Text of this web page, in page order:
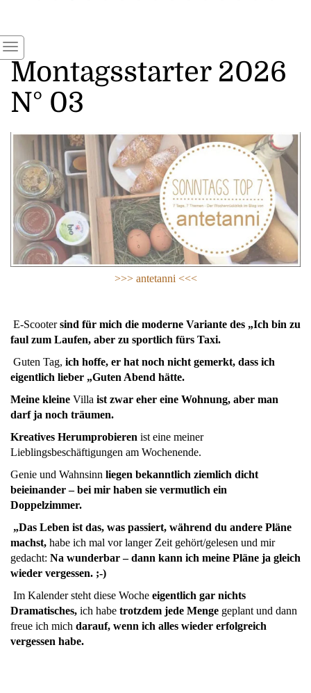
Montagsstarter 2026
N° 03
>>> antetanni <<<
E-Scootersind für mich die moderne Variante des „Ich bin zu
faul zum Laufen, aber zu sportlich fürs Taxi.
Guten Tag, ich hoffe, er hat noch nicht gemerkt, dass ich
eigentlich lieber „Guten Abend hätte.
Meine kleine Villa ist zwar eher eine Wohnung, aber man
darf ja noch träumen.
Kreatives Herumprobieren ist eine meiner
Lieblingsbeschäftigungen am Wochenende.
Genie und Wahnsinn liegen bekanntlich ziemlich dicht
beieinander – bei mir haben sie vermutlich ein
Doppelzimmer.
„Das Leben ist das, was passiert, während du andere Pläne
machst, habe ich mal vor langer Zeit gehört/gelesen und mir
gedacht: Na wunderbar – dann kann ich meine Pläne ja gleich
wieder vergessen. ;-)
Im Kalender steht diese Woche eigentlich gar nichts
Dramatisches, ich habe trotzdem jede Menge geplant und dann
freue ich mich darauf, wenn ich alles wieder erfolgreich
vergessen habe.